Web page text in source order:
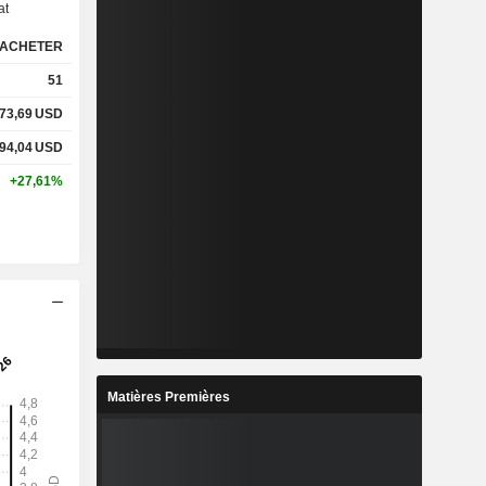
1,28%
4,82%
ACHETER
51
73,69USD
94,04USD
+27,61%
Matières Premières